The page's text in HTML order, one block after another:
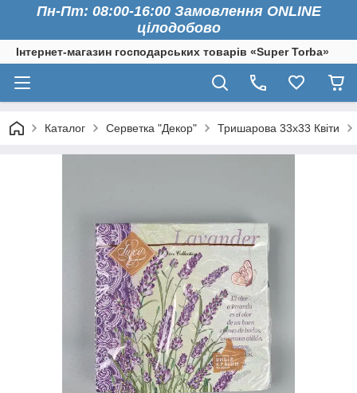
Пн-Пт: 08:00-16:00 Замовлення ONLINE
цілодобово
Інтернет-магазин господарських товарів «Super Torba»
Каталог Серветка "Декор" Тришарова 33х33 Квіти